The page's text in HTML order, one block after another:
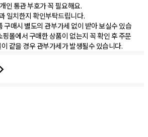
인 통관 부호가 꼭 필요해요.
일치한지 확인부탁드립니다.
구매시 별도의 관부가세 없이 받아 보실수 있습
몰에서 구매한 상품이 없는지 꼭 확인 후 주문
같을 경우 관부가세가 발생될수 있습니다.